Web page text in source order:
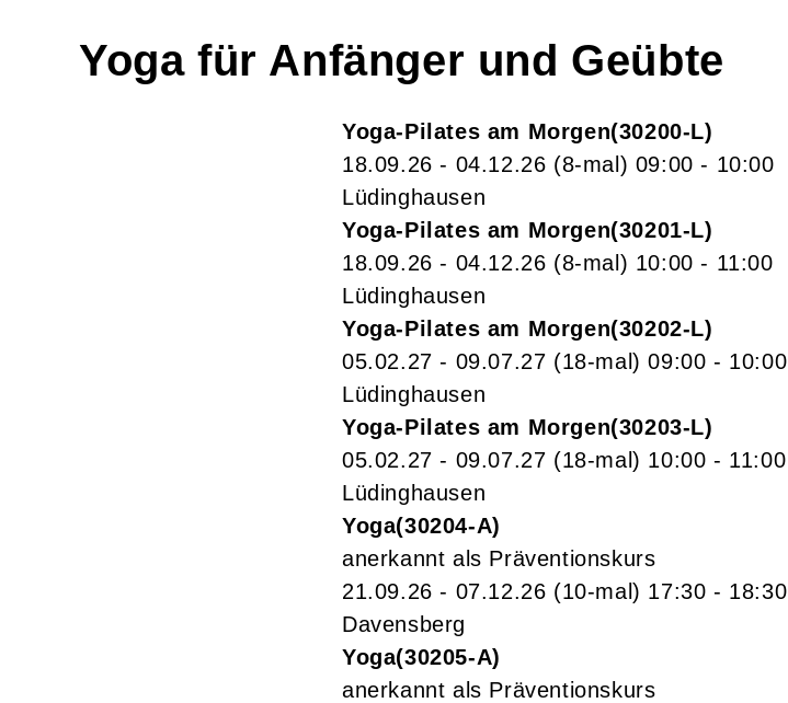
Yoga für Anfänger und Geübte
Yoga-Pilates am Morgen 30200-L
18.09.26 - 04.12.26 (8-mal) 09:00 - 10:00
Lüdinghausen
Yoga-Pilates am Morgen 30201-L
18.09.26 - 04.12.26 (8-mal) 10:00 - 11:00
Lüdinghausen
Yoga-Pilates am Morgen 30202-L
05.02.27 - 09.07.27 (18-mal)09:00 - 10:00
Lüdinghausen
Yoga-Pilates am Morgen 30203-L
05.02.27 - 09.07.27 (18-mal) 10:00 - 11:00
Lüdinghausen
Yoga 30204-A
anerkannt als Präventionskurs
21.09.26 - 07.12.26 (10-mal) 17:30 - 18:30
Davensberg
Yoga 30205-A
anerkannt als Präventionskurs